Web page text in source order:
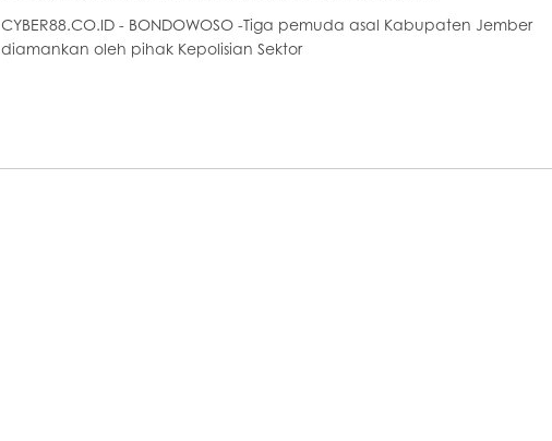
CYBER88.CO.ID - BONDOWOSO -Tiga pemuda asal Kabupaten Jember
diamankan oleh pihak Kepolisian Sektor